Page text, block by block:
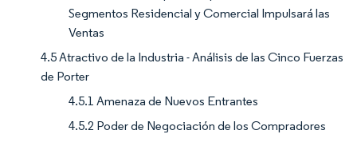
Segmentos Residencial y Comercial Impulsará las
Ventas
4.5 Atractivo de la Industria - Análisis de las Cinco Fuerzas
de Porter
4.5.1 Amenaza de Nuevos Entrantes
4.5.2 Poder de Negociación de los Compradores